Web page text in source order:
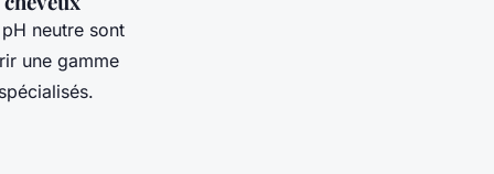
neutre sont
une gamme